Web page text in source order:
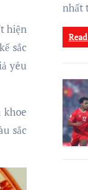
hiện
sắc
yêu
khoe
sắc
nhất